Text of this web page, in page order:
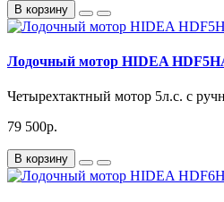
В корзину
Лодочный мотор HIDEA
Четырехтактный мотор 5л.с. с
79 500р.
В корзину